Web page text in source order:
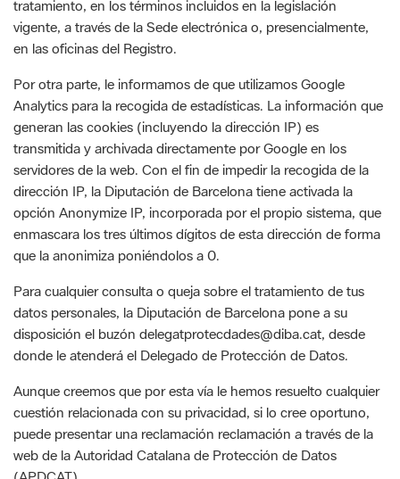
en las oficinas del Registro.
Por otra parte, le informamos de que utilizamos Google
Analytics para la recogida de estadísticas. La información que
generan las cookies (incluyendo la dirección IP) es
transmitida y archivada directamente por Google en los
servidores de la web. Con el fin de impedir la recogida de la
dirección IP, la Diputación de Barcelona tiene activada la
opción Anonymize IP, incorporada por el propio sistema, que
enmascara los tres últimos dígitos de esta dirección de forma
que la anonimiza poniéndolos a 0.
Para cualquier consulta o queja sobre el tratamiento de tus
datos personales, la Diputación de Barcelona pone a su
disposición el buzón delegatprotecdades@diba.cat, desde
donde le atenderá el Delegado de Protección de Datos.
Aunque creemos que por esta vía le hemos resuelto cualquier
cuestión relacionada con su privacidad, si lo cree oportuno,
puede presentar una reclamación reclamación a través de la
web de la Autoridad Catalana de Protección de Datos
(APDCAT).
Les dades facilitades seran tractades per la Diputació de